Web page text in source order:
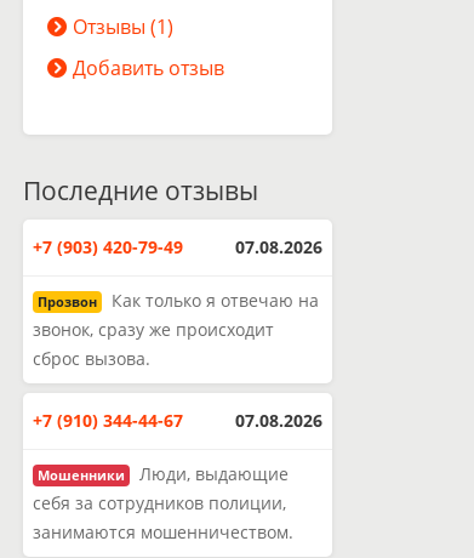
Отзывы (1)
Добавить отзыв
Последние отзывы
+7 (903) 420-79-49 07.08.2026
Прозвон
Как только я отвечаю на
звонок, сразу же происходит
сброс вызова.
+7 (910) 344-44-67 07.08.2026
Мошенники
Люди, выдающие
себя за сотрудников полиции,
занимаются мошенничеством.